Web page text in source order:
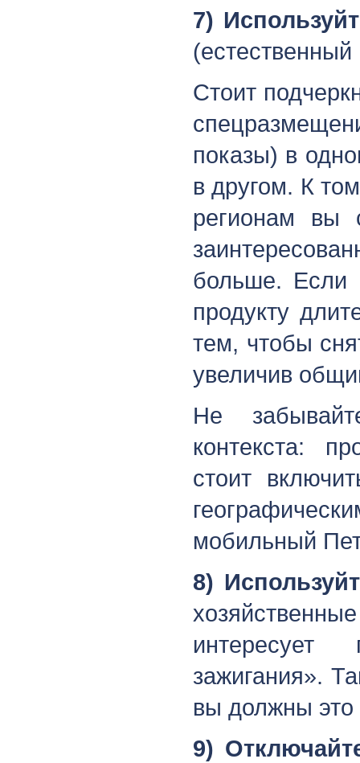
7)
(естественный
Стоит
показы) в
в другом. К
регионам вы
больше. Если
продукту
тем, чтобы
увеличив
Не
контекста:
стоит
мобильный
8)
интересует
зажигания».
вы должны это
9)